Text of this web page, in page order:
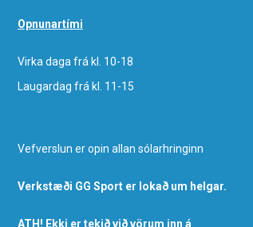
Opnunartími
Virka daga frá kl. 10-18
Laugardag frá kl. 11-15
Vefverslun er opin allan sólarhringinn
Verkstæði GG Sport er lokað um helgar.
ATH! Ekki er tekið við vörum inn á